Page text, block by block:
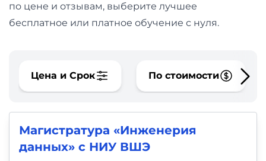
по цене и отзывам, выберите лучшее
бесплатное или платное обучение с нуля.
Цена и Срок По стоимости
Магистратура «Инженерия
данных» с НИУ ВШЭ
Аналитика
фото,
аудио
Иностранный